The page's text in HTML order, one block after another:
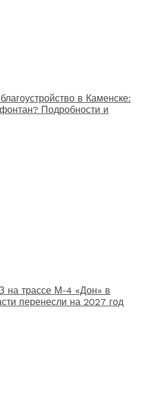
в Каменске:
Подробности и
на трассе М-4 «Дон» в
перенесли на 2027 год